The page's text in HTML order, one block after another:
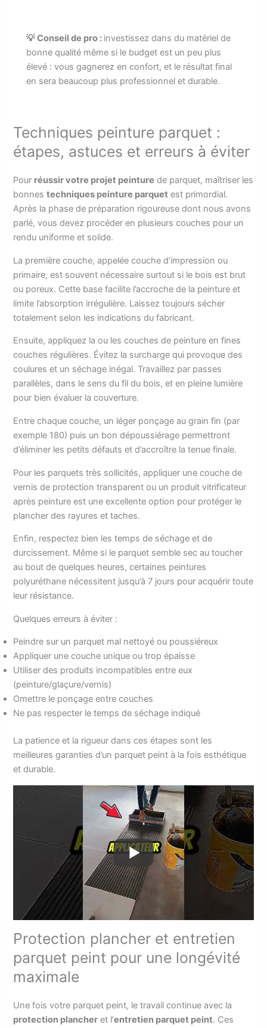
💡 Conseil de pro : investissez dans du matériel de
bonne qualité même si le budget est un peu plus
élevé : vous gagnerez en confort, et le résultat final
en sera beaucoup plus professionnel et durable.
Techniques peinture parquet :
étapes, astuces et erreurs à éviter
Pour réussir votre projet peinture de parquet, maîtriser les
bonnestechniques peinture parquet est primordial.
Après la phase de préparation rigoureuse dont nous avons
parlé, vous devez procéder en plusieurs couches pour un
rendu uniforme et solide.
La première couche, appelée couche d’impression ou
primaire, est souvent nécessaire surtout si le bois est brut
ou poreux. Cette base facilite l’accroche de la peinture et
limite l’absorption irrégulière. Laissez toujours sécher
totalement selon les indications du fabricant.
Ensuite, appliquez la ou les couches de peinture en fines
couches régulières. Évitez la surcharge qui provoque des
coulures et un séchage inégal. Travaillez par passes
parallèles, dans le sens du fil du bois, et en pleine lumière
pour bien évaluer la couverture.
Entre chaque couche, un léger ponçage au grain fin (par
exemple 180) puis un bon dépoussiérage permettront
d’éliminer les petits défauts et d’accroître la tenue finale.
Pour les parquets très sollicités, appliquer une couche de
vernis de protection transparent ou un produit vitrificateur
après peinture est une excellente option pour protéger le
plancher des rayures et taches.
Enfin, respectez bien les temps de séchage et de
durcissement. Même si le parquet semble sec au toucher
au bout de quelques heures, certaines peintures
polyuréthane nécessitent jusqu’à 7 jours pour acquérir toute
leur résistance.
Quelques erreurs à éviter :
Peindre sur un parquet mal nettoyé ou poussiéreux
Appliquer une couche unique ou trop épaisse
Utiliser des produits incompatibles entre eux
(peinture/glaçure/vernis)
Omettre le ponçage entre couches
Ne pas respecter le temps de séchage indiqué
La patience et la rigueur dans ces étapes sont les
meilleures garanties d’un parquet peint à la fois esthétique
et durable.
Protection plancher et entretien
parquet peint pour une longévité
maximale
Une fois votre parquet peint, le travail continue avec la
protection plancher et l’entretien parquet peint. Ces